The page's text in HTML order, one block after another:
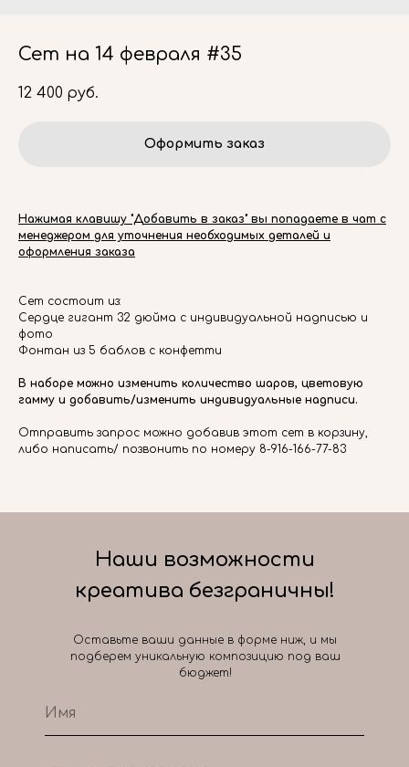
Сет на 14 февраля #35
12 400 руб.
Оформить заказ
Нажимая клавишу "Добавить в заказ" вы попадаете в чат с
менеджером для уточнения необходимых деталей и
оформления заказа
Сет состоит из:
Сердце гигант 32 дюйма с индивидуальной надписью и
фото
Фонтан из 5 баблов с конфетти
В наборе можно изменить количество шаров, цветовую
гамму и добавить/изменить индивидуальные надписи.
Отправить запрос можно добавив этот сет в корзину,
либо написать/ позвонить по номеру 8-916-166-77-83
Наши возможности
креатива безграничны!
Оставьте ваши данные в форме ниж, и мы
подберем уникальную композицию под ваш
бюджет!